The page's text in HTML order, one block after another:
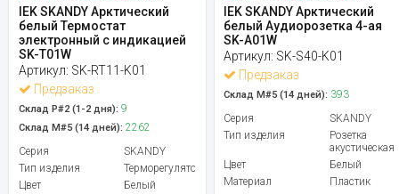
IEK SKANDY Арктический
белый Термостат
электронный с индикацией
SK-T01W
Артикул: SK-RT11-K01
Предзаказ
Склад Р#2 (1-2 дня): 9
Склад М#5 (14 дней): 2262
Серия
SKANDY
Тип изделия
Терморегулятор
Цвет
Белый
IEK SKANDY Арктический
белый Аудиорозетка 4-ая
SK-A01W
Артикул: SK-S40-K01
Предзаказ
Склад М#5 (14 дней): 393
Серия
SKANDY
Тип изделия
Розетка
акустическая
Цвет
Белый
Материал
Пластик